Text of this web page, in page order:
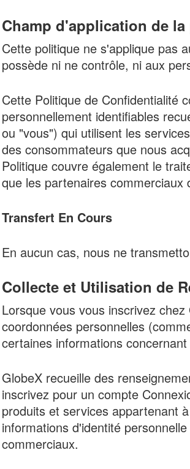
Champ d'application de
Cette politique ne s'applique pas
possède ni ne contrôle, ni aux
Cette Politique de Confidentialité
personnellement identifiables
ou "vous") qui utilisent les
des consommateurs que nous
Politique couvre également le
que les partenaires
Transfert En Cours
En aucun cas, nous ne
Collecte et Utilisation de
Lorsque vous vous inscrivez
coordonnées personnelles
certaines informations
GlobeX recueille des
inscrivez pour un compte
produits et services appartenant
informations d'identité
commerciaux.